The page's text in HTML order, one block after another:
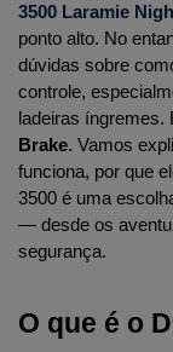
3500 Laramie
ponto alto. No
dúvidas sobre
controle,
ladeiras íngremes.
Brake. Vamos
funciona, por que
3500 é uma
— desde os
segurança.
O que é o